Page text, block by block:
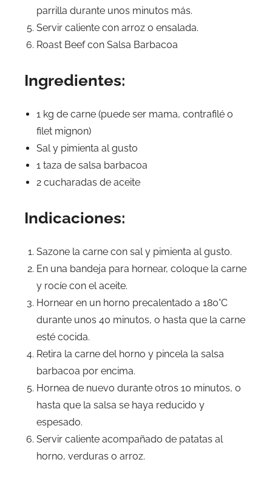
parrilla durante unos minutos más.
Servir caliente con arroz o ensalada.
Roast Beef con Salsa Barbacoa
Ingredientes:
1 kg de carne (puede ser mama, contrafilé o
filet mignon)
Sal y pimienta al gusto
1 taza de salsa barbacoa
2 cucharadas de aceite
Indicaciones:
Sazone la carne con sal y pimienta al gusto.
En una bandeja para hornear, coloque la carne
y rocíe con el aceite.
Hornear en un horno precalentado a 180°C
durante unos 40 minutos, o hasta que la carne
esté cocida.
Retira la carne del horno y pincela la salsa
barbacoa por encima.
Hornea de nuevo durante otros 10 minutos, o
hasta que la salsa se haya reducido y
espesado.
Servir caliente acompañado de patatas al
horno, verduras o arroz.